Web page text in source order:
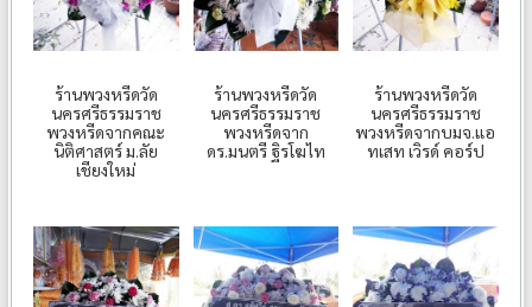
ร้านพวงหรีดวัด
นครศรีธรรมราช
พวงหรีดจากคณะ
นิติศาสตร์ ม.ลัย
เชียงใหม่
ร้านพวงหรีดวัด
นครศรีธรรมราช
พวงหรีดจาก
ดร.มนตรี ฐิรโฆไท
ร้านพวงหรีดวัด
นครศรีธรรมราช
พวงหรีดจากบมจ.แอ
ทเสท เวิรด์ คอร์ป